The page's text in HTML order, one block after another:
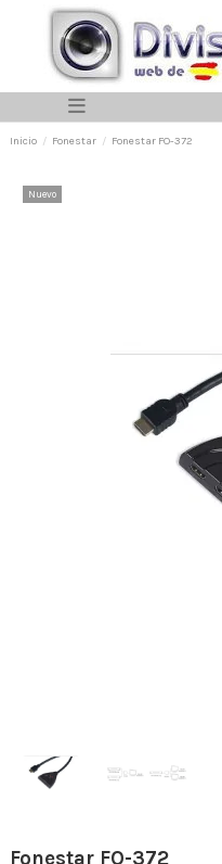
Inicio Fonestar Fonestar FO-372
Nuevo
Fonestar FO-372